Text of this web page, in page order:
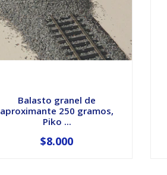
Balasto granel de
aproximante 250 gramos,
Piko ...
$8.000